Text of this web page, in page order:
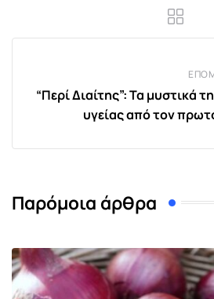
“Περί Διαίτης”: Τα μυστικά
υγείας από τον
Παρόμοια άρθρα